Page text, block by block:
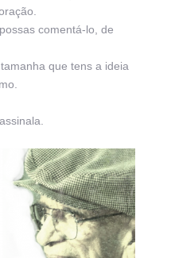
comentá-lo, de
que tens a ideia